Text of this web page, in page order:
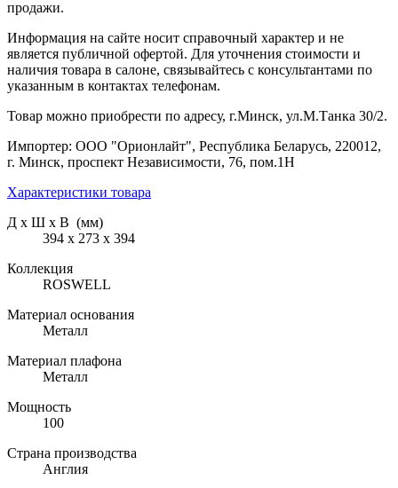
продажи.
Информация на сайте носит справочный характер и не
является публичной офертой. Для уточнения стоимости и
наличия товара в салоне, связывайтесь с консультантами по
указанным в контактах телефонам.
Товар можно приобрести по адресу, г.Минск, ул.М.Танка 30/2.
Импортер: ООО "Орионлайт", Республика Беларусь, 220012,
г. Минск, проспект Независимости, 76, пом.1Н
Характеристики товара
Д х Ш х В (мм)
394 х 273 х 394
Коллекция
ROSWELL
Материал основания
Металл
Материал плафона
Металл
Мощность
100
Страна производства
Англия